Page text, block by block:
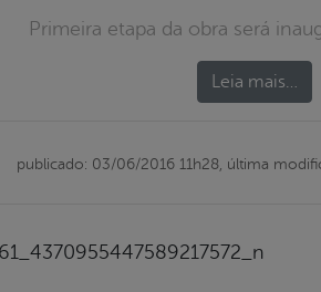
Primeira etapa da obra será
Leia mais…
publicado: 03/06/2016 11h28, última